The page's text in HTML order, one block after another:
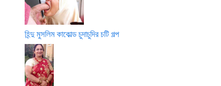
হিন্দু মুসলিম কাকোল্ড চুদাচুদির চটি গল্প